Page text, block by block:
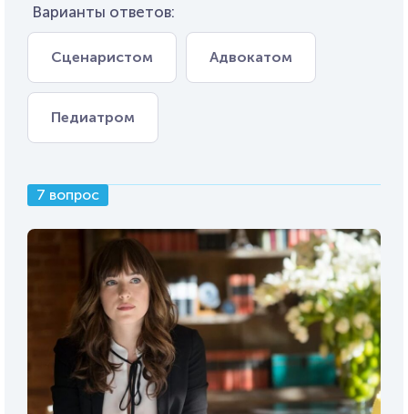
Варианты ответов:
Сценаристом Адвокатом
Педиатром
7 вопрос